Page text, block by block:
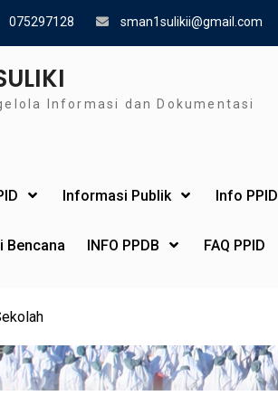
075297128 sman1sulikii@gmail.com
Informasi dan Dokumentasi
Informasi Publik Info PPID
Bencana INFO PPDB FAQ PPID